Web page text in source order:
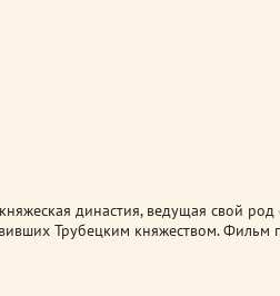
династия, ведущая свой род
Трубецким княжеством. Фильм